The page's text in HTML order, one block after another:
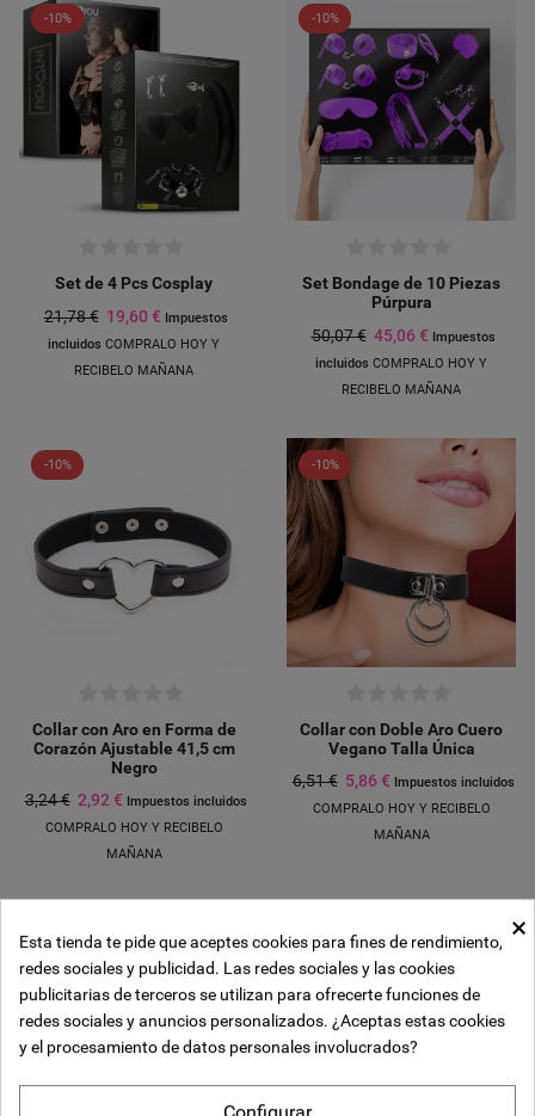
-10%
Set de 4 Pcs Cosplay
21,78 € 19,60 € Impuestos
incluidos COMPRALO HOY Y
RECIBELO MAÑANA
-10%
Set Bondage de 10 Piezas
Púrpura
50,07 € 45,06 € Impuestos
incluidos COMPRALO HOY Y
RECIBELO MAÑANA
-10%
Collar con Aro en Forma de
Corazón Ajustable 41,5 cm
Negro
3,24 € 2,92 € Impuestos incluidos
COMPRALO HOY Y RECIBELO
MAÑANA
-10%
Collar con Doble Aro Cuero
Vegano Talla Única
6,51 € 5,86 € Impuestos incluidos
COMPRALO HOY Y RECIBELO
MAÑANA
Añadir a la lista de deseos
((modalTitle))
((confirmMessage))
Crear lista de deseos
Nombre de la lista de deseos
Iniciar sesión
Debe iniciar sesión para guardar productos en su lista de deseos.
×
Esta tienda te pide que aceptes cookies para fines de rendimiento,
redes sociales y publicidad. Las redes sociales y las cookies
publicitarias de terceros se utilizan para ofrecerte funciones de
redes sociales y anuncios personalizados. ¿Aceptas estas cookies
y el procesamiento de datos personales involucrados?